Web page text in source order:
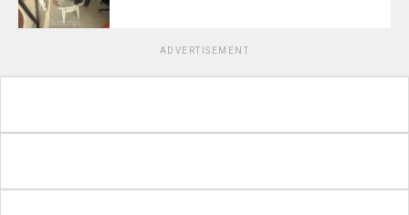
ADVERTISEMENT